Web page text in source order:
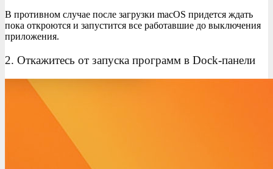
В противном случае после загрузки macOS придется ждать
пока откроются и запустится все работавшие до выключения
приложения.
2. Откажитесь от запуска программ в Dock-панели